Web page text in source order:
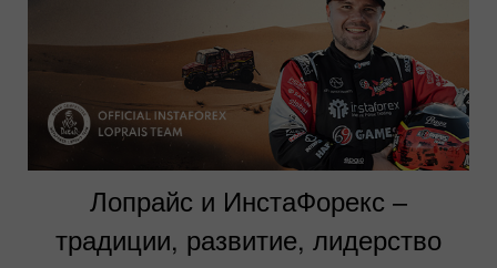
Лопрайс и ИнстаФорекс –
традиции, развитие, лидерство